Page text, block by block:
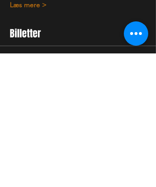
Læs mere >
Billetter